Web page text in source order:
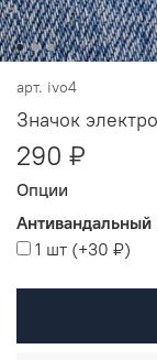
арт. ivo4
Значок
290 ₽
Опции
1 шт (+30 ₽)